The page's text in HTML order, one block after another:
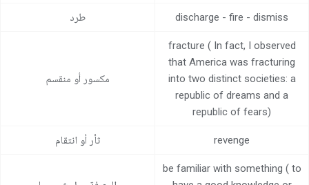
discharge - fire - dismiss طرد
fracture ( In fact, I observed
that America was fracturing
into two distinct societies: a
republic of dreams and a
republic of fears)
مكسور أو منقسم
revenge ثأر أو انتقام
be familiar with something ( to